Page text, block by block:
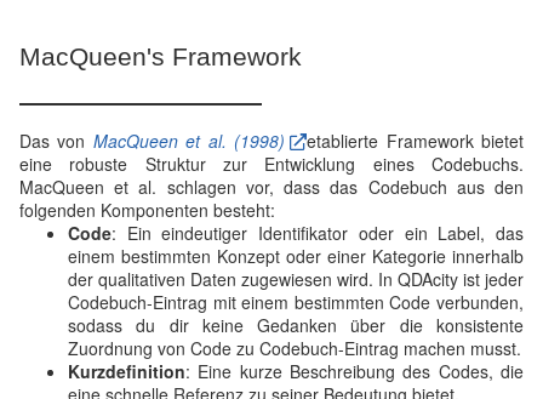
MacQueen's Framework
Das von MacQueen et al. (1998)
etablierte Framework bietet
eine robuste Struktur zur Entwicklung eines Codebuchs.
MacQueen et al. schlagen vor, dass das Codebuch aus den
folgenden Komponenten besteht:
Code: Ein eindeutiger Identifikator oder ein Label, das
einem bestimmten Konzept oder einer Kategorie innerhalb
der qualitativen Daten zugewiesen wird. In QDAcity ist jeder
Codebuch-Eintrag mit einem bestimmten Code verbunden,
sodass du dir keine Gedanken über die konsistente
Zuordnung von Code zu Codebuch-Eintrag machen musst.
Kurzdefinition: Eine kurze Beschreibung des Codes, die
eine schnelle Referenz zu seiner Bedeutung bietet.